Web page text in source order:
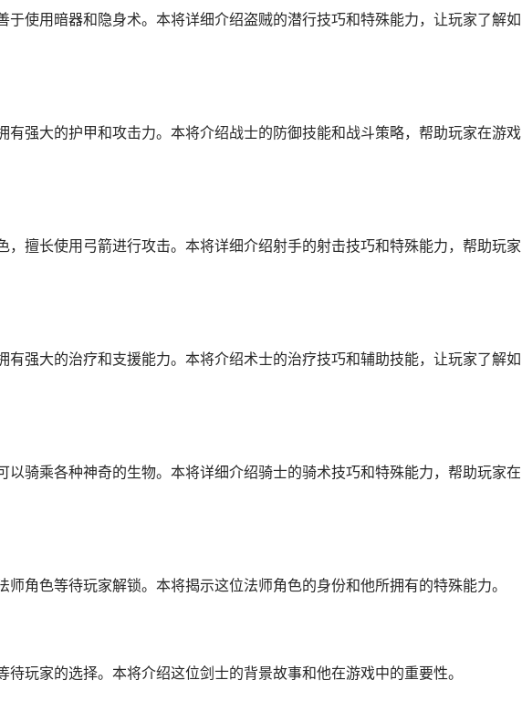
于使用暗器和隐身术。本将详细介绍盗贼的潜行技巧和特殊能力，让玩家了解如
有强大的护甲和攻击力。本将介绍战士的防御技能和战斗策略，帮助玩家在游戏
，擅长使用弓箭进行攻击。本将详细介绍射手的射击技巧和特殊能力，帮助玩家
有强大的治疗和支援能力。本将介绍术士的治疗技巧和辅助技能，让玩家了解如
以骑乘各种神奇的生物。本将详细介绍骑士的骑术技巧和特殊能力，帮助玩家在
角色等待玩家解锁。本将揭示这位法师角色的身份和他所拥有的特殊能力。
玩家的选择。本将介绍这位剑士的背景故事和他在游戏中的重要性。